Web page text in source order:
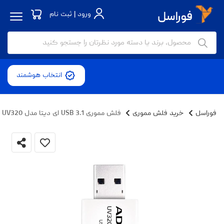
ورود | ثبت نام
انتخاب هوشمند
فوراسل خرید فلش مموری فلش مموری USB 3.1 ای دیتا مدل UV320 ظرفیت 64 گیگابایت